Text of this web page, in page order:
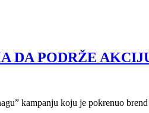
DA PODRŽE
kampanju koju je pokrenuo